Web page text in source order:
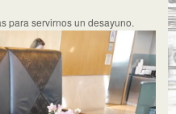
para servirnos un desayuno.